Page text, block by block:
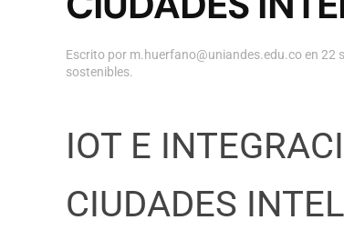
Escrito por m.huerfano@uniandes.edu.coen 22
sostenibles.
IOT E
CIUDADES